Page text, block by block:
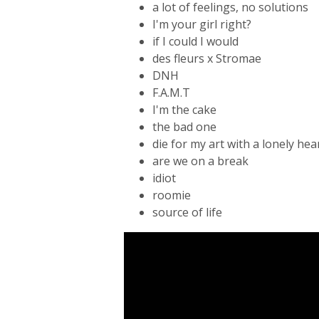
a lot of feelings, no solutions
I'm your girl right?
if I could I would
des fleurs x Stromae
DNH
F.A.M.T
I'm the cake
the bad one
die for my art with a lonely
are we on a break
idiot
roomie
source of life